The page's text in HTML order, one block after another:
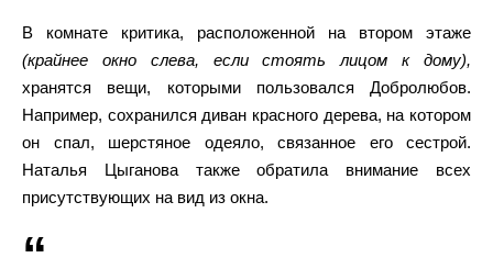
В комнате критика, расположенной на втором этаже
(крайнее окно слева, если стоять лицом к дому),
хранятся вещи, которыми пользовался Добролюбов.
Например, сохранился диван красного дерева, на котором
он спал, шерстяное одеяло, связанное его сестрой.
Наталья Цыганова также обратила внимание всех
присутствующих на вид из окна.